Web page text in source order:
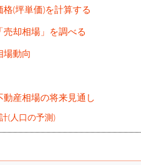
(坪単価)を計算する
却相場」を調べる
場動向
動産相場の将来見通し
(人口の予測)